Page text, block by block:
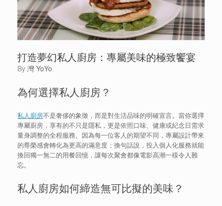
打造夢幻私人廚房：專屬美味的極致饗宴
by 灣 YoYo
為何選擇私人廚房？
私人廚房不是奢侈的象徵，而是對生活品味的明確宣言。當你選擇
專屬廚房，享有的不只是隱私，更是依照口味、健康或紀念日需求
量身調整的全程服務。因為每一位客人的期望不同，專屬設計帶來
的尊榮感會轉化為更高的滿意度；換句話說，投入個人化服務就能
換回獨一無二的用餐回憶，讓每次聚會都像電影高潮一樣令人難
忘。
私人廚房如何締造無可比擬的美味？